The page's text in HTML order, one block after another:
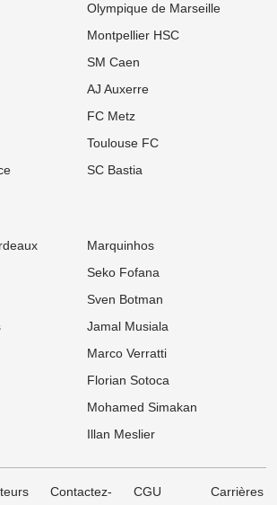
dit oui au RCL, la Lazio snobée au dernier
aucun maillot ou drapeau visiteur ne sera
tout proche pour ce gardien qui a affronté
le message très cash de Bruno Genesio aux
!
de Marseille
club de Serie A s'attaque à Lucas Stassin,
pour les Verts !
attaquant de Benfica dans le viseur, la Lazio
Olympique de Marseille
Montpellier HSC
SM Caen
AJ Auxerre
FC Metz
Toulouse FC
SC Bastia
Marquinhos
Seko Fofana
Sven Botman
Jamal Musiala
Marco Verratti
Florian Sotoca
Mohamed Simakan
Illan Meslier
Contactez-
CGU Carrières